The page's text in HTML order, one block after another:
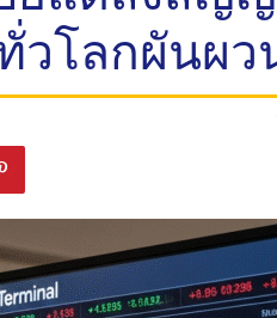
วโลกผันผว